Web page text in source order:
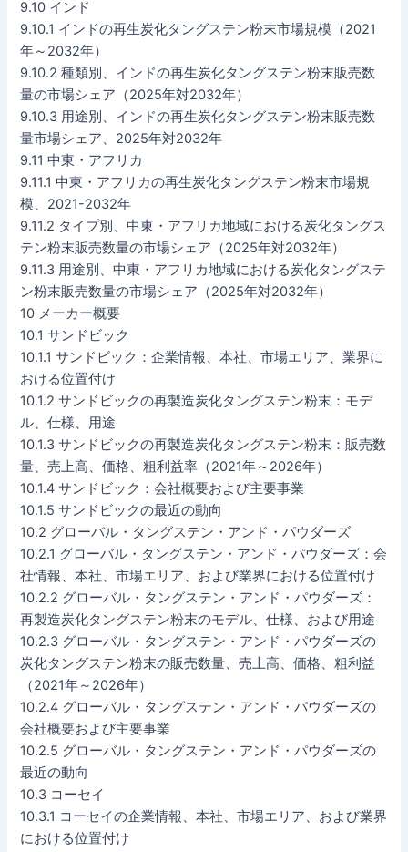
9.10 インド
9.10.1 インドの再生炭化タングステン粉末市場規模（2021
年～2032年）
9.10.2 種類別、インドの再生炭化タングステン粉末販売数
量の市場シェア（2025年対2032年）
9.10.3 用途別、インドの再生炭化タングステン粉末販売数
量市場シェア、2025年対2032年
9.11 中東・アフリカ
9.11.1 中東・アフリカの再生炭化タングステン粉末市場規
模、2021-2032年
9.11.2 タイプ別、中東・アフリカ地域における炭化タングス
テン粉末販売数量の市場シェア（2025年対2032年）
9.11.3 用途別、中東・アフリカ地域における炭化タングステ
ン粉末販売数量の市場シェア（2025年対2032年）
10 メーカー概要
10.1 サンドビック
10.1.1 サンドビック：企業情報、本社、市場エリア、業界に
おける位置付け
10.1.2 サンドビックの再製造炭化タングステン粉末：モデ
ル、仕様、用途
10.1.3 サンドビックの再製造炭化タングステン粉末：販売数
量、売上高、価格、粗利益率（2021年～2026年）
10.1.4 サンドビック：会社概要および主要事業
10.1.5 サンドビックの最近の動向
10.2 グローバル・タングステン・アンド・パウダーズ
10.2.1 グローバル・タングステン・アンド・パウダーズ：会
社情報、本社、市場エリア、および業界における位置付け
10.2.2 グローバル・タングステン・アンド・パウダーズ：
再製造炭化タングステン粉末のモデル、仕様、および用途
10.2.3 グローバル・タングステン・アンド・パウダーズの
炭化タングステン粉末の販売数量、売上高、価格、粗利益
（2021年～2026年）
10.2.4 グローバル・タングステン・アンド・パウダーズの
会社概要および主要事業
10.2.5 グローバル・タングステン・アンド・パウダーズの
最近の動向
10.3 コーセイ
10.3.1 コーセイの企業情報、本社、市場エリア、および業界
における位置付け